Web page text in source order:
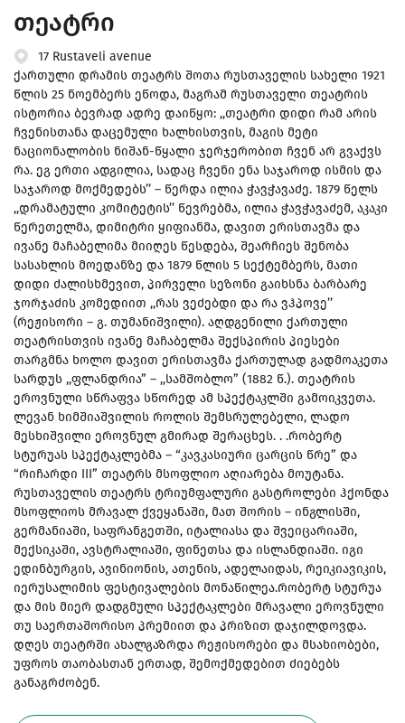
თეატრი
17 Rustaveli avenue
ქართული დრამის თეატრს შოთა რუსთაველის სახელი 1921
წლის 25 ნოემბერს ეწოდა, მაგრამ რუსთაველი თეატრის
ისტორია ბევრად ადრე დაიწყო: ,,თეატრი დიდი რამ არის
ჩვენისთანა დაცემული ხალხისთვის, მაგის მეტი
ნაციონალობის ნიშან-წყალი ჯერჯერობით ჩვენ არ გვაქვს
რა. ეგ ერთი ადგილია, სადაც ჩვენი ენა საჯაროდ ისმის და
საჯაროდ მოქმედებს’’ – წერდა ილია ჭავჭავაძე. 1879 წელს
,,დრამატული კომიტეტის’’ წევრებმა, ილია ჭავჭავაძემ, აკაკი
წერეთელმა, დიმიტრი ყიფიანმა, დავით ერისთავმა და
ივანე მაჩაბელიმა მიიღეს წესდება, შეარჩიეს შენობა
სასახლის მოედანზე და 1879 წლის 5 სექტემბერს, მათი
დიდი ძალისხმევით, პირველი სეზონი გაიხსნა ბარბარე
ჯორჯაძის კომედიით ,,რას ვეძებდი და რა ვჰპოვე’’
(რეჟისორი – გ. თუმანიშვილი). აღდგენილი ქართული
თეატრისთვის ივანე მაჩაბელმა შექსპირის პიესები
თარგმნა ხოლო დავით ერისთავმა ქართულად გადმოაკეთა
სარდუს ,,ფლანდრია” – ,,სამშობლო” (1882 წ.). თეატრის
ეროვნული სწრაფვა სწორედ ამ სპექტაკლში გამოიკვეთა.
ლევან ხიმშიაშვილის როლის შემსრულებელი, ლადო
მესხიშვილი ეროვნულ გმირად შერაცხეს. . .რობერტ
სტურუას სპექტაკლებმა – “კავკასიური ცარცის წრე” და
“რიჩარდი III” თეატრს მსოფლიო აღიარება მოუტანა.
რუსთაველის თეატრს ტრიუმფალური გასტროლები ჰქონდა
მსოფლიოს მრავალ ქვეყანაში, მათ შორის – ინგლისში,
გერმანიაში, საფრანგეთში, იტალიასა და შვეიცარიაში,
მექსიკაში, ავსტრალიაში, ფინეთსა და ისლანდიაში. იგი
ედინბურგის, ავინიონის, ათენის, ადელაიდას, რეიკიავიკის,
იერუსალიმის ფესტივალების მონაწილეა.რობერტ სტურუა
და მის მიერ დადგმული სპექტაკლები მრავალი ეროვნული
თუ საერთაშორისო პრემიით და პრიზით დაჯილდოვდა.
დღეს თეატრში ახალგაზრდა რეჟისორები და მსახიობები,
უფროს თაობასთან ერთად, შემოქმედებით ძიებებს
განაგრძობენ.